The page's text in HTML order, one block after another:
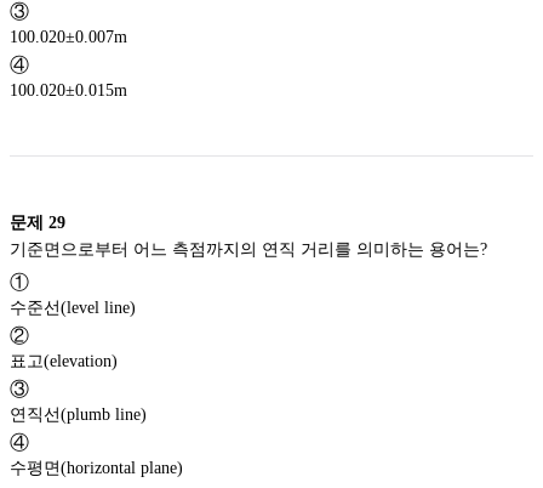
③
100.020±0.007m
④
100.020±0.015m
문제 29
기준면으로부터 어느 측점까지의 연직 거리를 의미하는 용어는?
①
수준선(level line)
②
표고(elevation)
③
연직선(plumb line)
④
수평면(horizontal plane)